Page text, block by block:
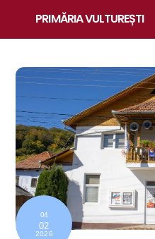
PRIMĂRIA VULTUREȘTI
04
02
2026